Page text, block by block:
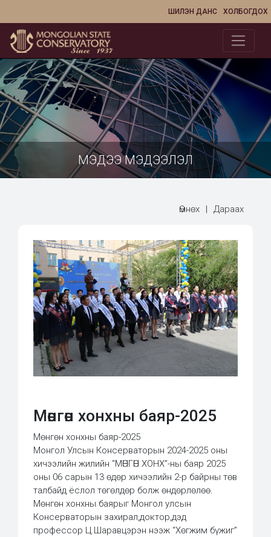
ХОЛБОГДОХ
ШИЛЭН ДАНС
МЭДЭЭ МЭДЭЭЛЭЛ
Өмнөх | Дараах
Мөнгөн хонхны баяр-2025
Мөнгөн хонхны баяр-2025
Монгол Улсын Консерваторын 2024-2025 оны
хичээлийн жилийн “МӨНГӨН ХОНХ”-ны баяр 2025
оны 06 сарын 13 өдөр хичээлийн 2-р байрны төв
талбайд ёслол төгөлдөр болж өндөрлөлөө.
Мөнгөн хонхны баярыг Монгол улсын
Консерваторын захирал,доктор,дэд
профессор Ц.Шаравцэрэн нээж “Хөгжим бүжиг”